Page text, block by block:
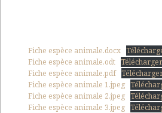
Fiche espèce animale.docx
Fiche espèce animale.odt Télécharger
Fiche espèce animale.pdf
Fiche espèce animale 1.jpeg
Fiche espèce animale 2.jpeg
Fiche espèce animale 3.jpeg